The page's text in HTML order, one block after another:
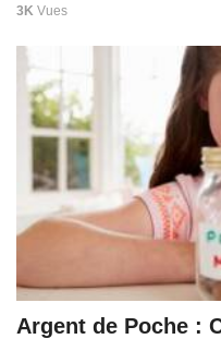
3K Vues
Argent de Poche :